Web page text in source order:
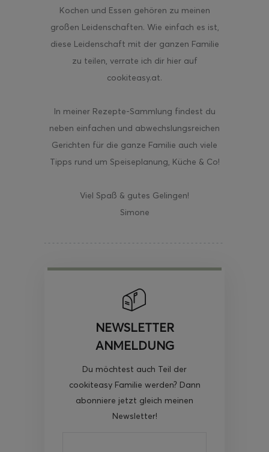
Kochen und Essen gehören zu meinen
großen Leidenschaften. Wie einfach es ist,
diese Leidenschaft mit der ganzen Familie
zu teilen, verrate ich dir hier auf
cookiteasy.at.
In meiner Rezepte-Sammlung findest du
neben einfachen und abwechslungsreichen
Gerichten für die ganze Familie auch viele
Tipps rund um Speiseplanung, Küche & Co!
Viel Spaß & gutes Gelingen!
Simone
NEWSLETTER
ANMELDUNG
Du möchtest auch Teil der
cookiteasy Familie werden? Dann
abonniere jetzt gleich meinen
Newsletter!